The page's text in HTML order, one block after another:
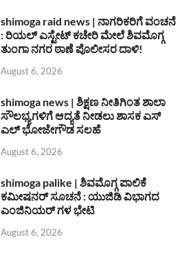
shimoga raid news | ನಾಗರಿಕರಿಗೆ ವಂಚನೆ
: ರಿಯಲ್ ಎಸ್ಟೇಟ್ ಕಚೇರಿ ಮೇಲೆ ಶಿವಮೊಗ್ಗ
ತುಂಗಾ ನಗರ ಠಾಣೆ ಪೊಲೀಸರ ದಾಳಿ!
August 6, 2026
shimoga news | ಶಿಕ್ಷಣ ನೀತಿಗಿಂತ ಶಾಲಾ
ಸೌಲಭ್ಯಗಳಿಗೆ ಆದ್ಯತೆ ನೀಡಲು ಶಾಸಕ ಎಸ್
ಎಲ್ ಭೋಜೇಗೌಡ ಸಲಹೆ
August 6, 2026
shimoga palike | ಶಿವಮೊಗ್ಗ ಪಾಲಿಕೆ
ಕಮೀಷನರ್ ಸೂಚನೆ : ಯುಜಿಡಿ ವಿಭಾಗದ
ಎಂಜಿನಿಯರ್ ಗಳ ಭೇಟಿ
August 6, 2026